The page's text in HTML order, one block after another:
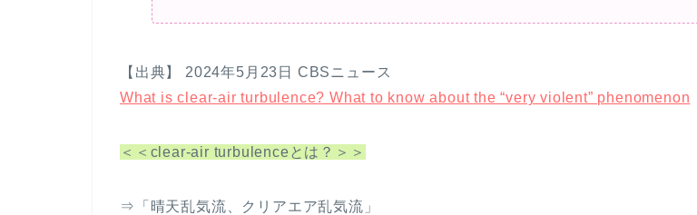
【出典】 2024年5月23日 CBSニュース
What is clear-air turbulence? What to know about the “very violent” phenomenon
＜＜clear-air turbulenceとは？＞＞
⇒「晴天乱気流、クリアエア乱気流」